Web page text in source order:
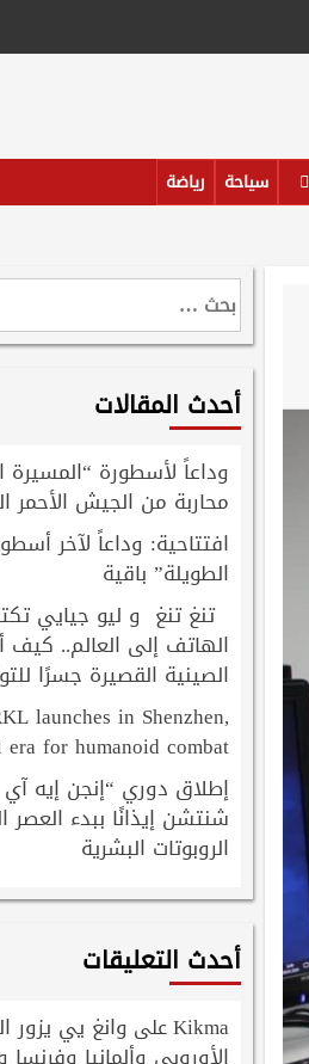
سياحة
رياضة
البحث
عن:
أحدث المقالات
وداعاً لأسطورة “المسيرة
محاربة من الجيش الأحمر
افتتاحية: وداعاً لآخر
الطويلة” باقية
تنغ تنغ و ليو جيايي
الهاتف إلى العالم.. كيف
الصينية القصيرة جسرًا
launches in Shenzhen,
for humanoid combat
إطلاق دوري “إنجن إيه
شنتشن إيذانًا ببدء العصر
الروبوتات البشرية
أحدث التعليقات
Kikmaعلى وانغ يي يزور